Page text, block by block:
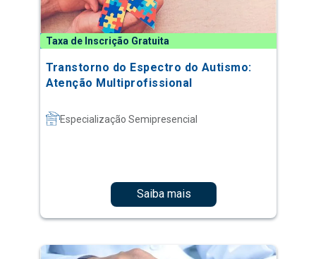
Taxa de Inscrição Gratuita
Transtorno do Espectro do Autismo:
Atenção Multiprofissional
Especialização Semipresencial
Saiba mais